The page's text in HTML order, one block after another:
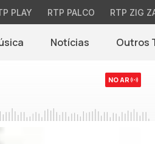
PLAY RTP PALCO RTP ZIG
Notícias(abre em nova
Outros
NO AR